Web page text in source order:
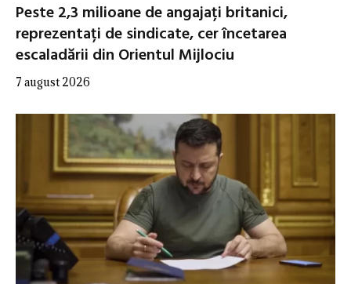
Peste 2,3 milioane de angajați britanici,
reprezentați de sindicate, cer încetarea
escaladării din Orientul Mijlociu
7 august 2026